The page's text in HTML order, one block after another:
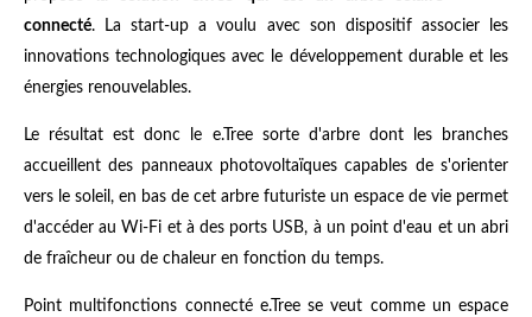
connecté. La start-up a voulu avec son dispositif associer les
innovations technologiques avec le développement durable et les
énergies renouvelables.
Le résultat est donc le e.Tree sorte d'arbre dont les branches
accueillent des panneaux photovoltaïques capables de s'orienter
vers le soleil, en bas de cet arbre futuriste un espace de vie permet
d'accéder au Wi-Fi et à des ports USB, à un point d'eau et un abri
de fraîcheur ou de chaleur en fonction du temps.
Point multifonctions connecté e.Tree se veut comme un espace